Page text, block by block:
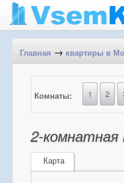
Главная → квартиры в
Комнаты: 1 2
2-комнатная
Карта